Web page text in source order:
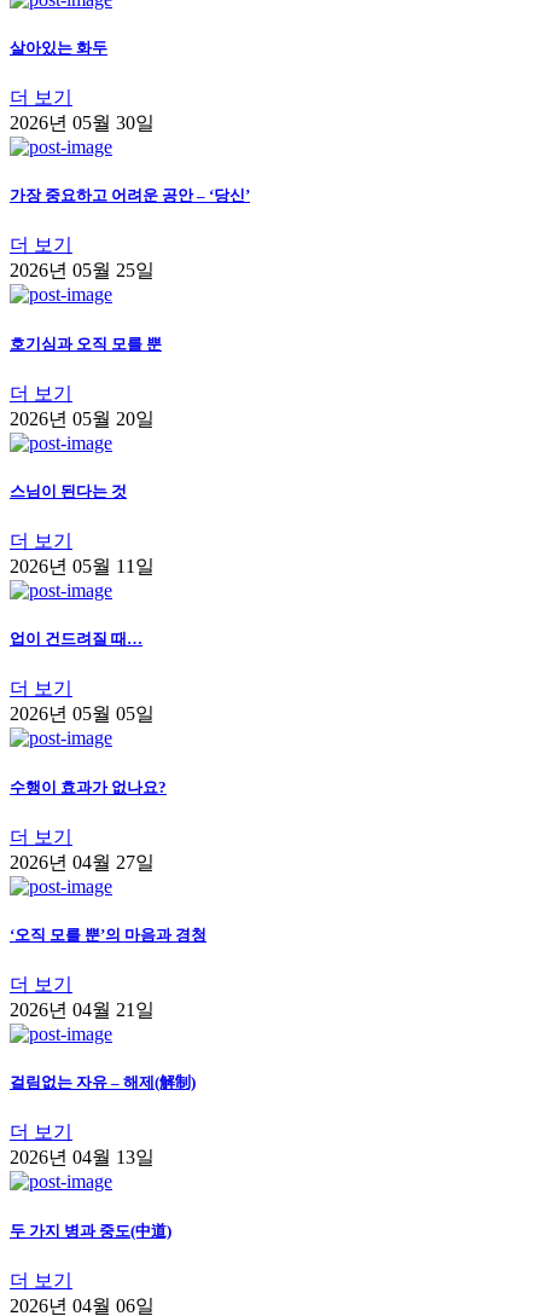
살아있는 화두
더 보기
2026년 05월 30일
가장 중요하고 어려운 공안 – ‘당신’
더 보기
2026년 05월 25일
호기심과 오직 모를 뿐
더 보기
2026년 05월 20일
스님이 된다는 것
더 보기
2026년 05월 11일
업이 건드려질 때…
더 보기
2026년 05월 05일
수행이 효과가 없나요?
더 보기
2026년 04월 27일
‘오직 모를 뿐’의 마음과 경청
더 보기
2026년 04월 21일
걸림없는 자유 – 해제(解制)
더 보기
2026년 04월 13일
두 가지 병과 중도(中道)
더 보기
2026년 04월 06일